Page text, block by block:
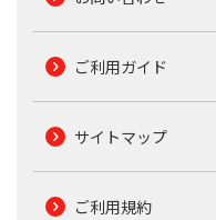
ご利用ガイド
サイトマップ
ご利用規約